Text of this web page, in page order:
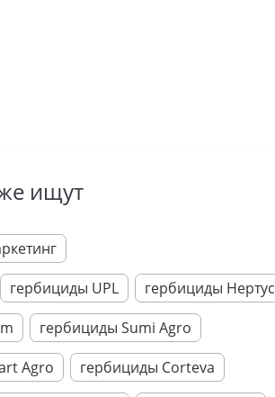
ищут
гербициды UPL
гербициды Нертус
гербициды Sumi Agro
Agro
гербициды Corteva